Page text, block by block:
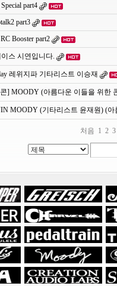
part4
part3
Booster part2
이스 시연입니다.
레위지파 기타리스트 이승재
] MOODY (아름다운 이들을 위한
MOODY (기타리스트 윤재원) (
처음 1 2 3